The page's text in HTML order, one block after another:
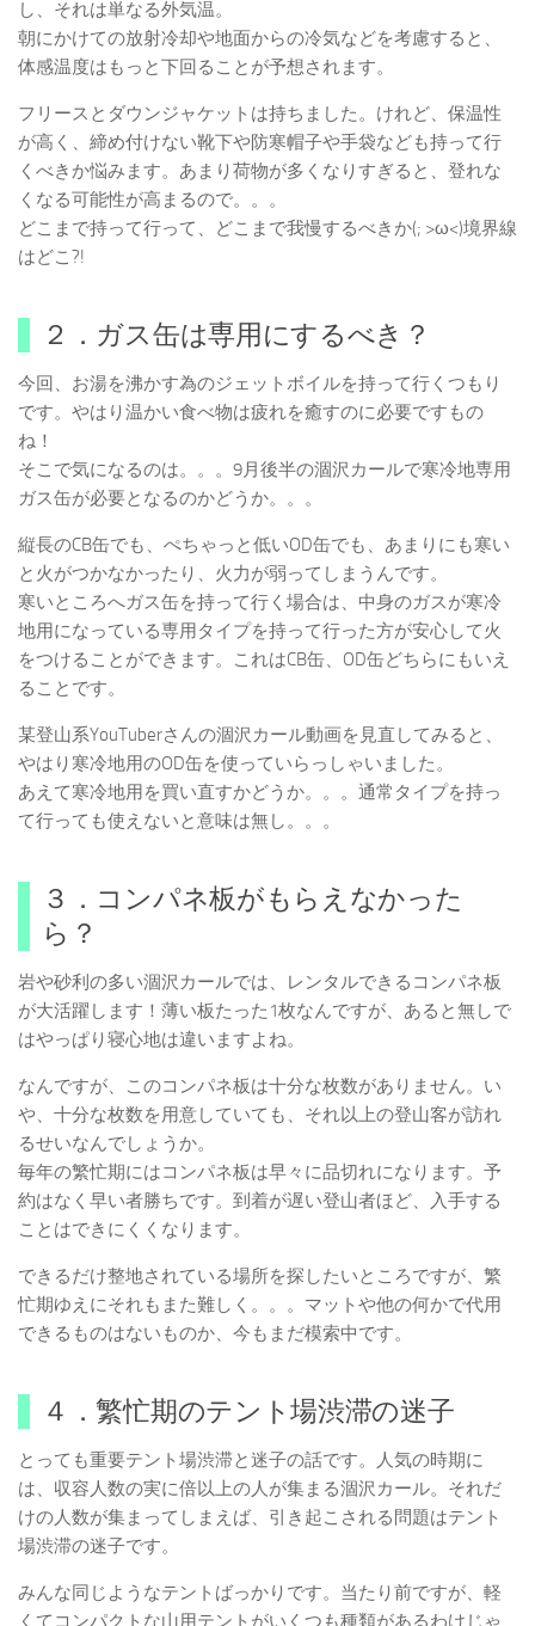
し、それは単なる外気温。
朝にかけての放射冷却や地面からの冷気などを考慮すると、
体感温度はもっと下回ることが予想されます。
フリースとダウンジャケットは持ちました。けれど、保温性
が高く、締め付けない靴下や防寒帽子や手袋なども持って行
くべきか悩みます。あまり荷物が多くなりすぎると、登れな
くなる可能性が高まるので。。。
どこまで持って行って、どこまで我慢するべきか(; >ω<)境界線
はどこ?!
２．ガス缶は専用にするべき？
今回、お湯を沸かす為のジェットボイルを持って行くつもり
です。やはり温かい食べ物は疲れを癒すのに必要ですもの
ね！
そこで気になるのは。。。9月後半の涸沢カールで寒冷地専用
ガス缶が必要となるのかどうか。。。
縦長のCB缶でも、ぺちゃっと低いOD缶でも、あまりにも寒い
と火がつかなかったり、火力が弱ってしまうんです。
寒いところへガス缶を持って行く場合は、中身のガスが寒冷
地用になっている専用タイプを持って行った方が安心して火
をつけることができます。これはCB缶、OD缶どちらにもいえ
ることです。
某登山系YouTuberさんの涸沢カール動画を見直してみると、
やはり寒冷地用のOD缶を使っていらっしゃいました。
あえて寒冷地用を買い直すかどうか。。。通常タイプを持っ
て行っても使えないと意味は無し。。。
３．コンパネ板がもらえなかった
ら？
岩や砂利の多い涸沢カールでは、レンタルできるコンパネ板
が大活躍します！薄い板たった1枚なんですが、あると無しで
はやっぱり寝心地は違いますよね。
なんですが、このコンパネ板は十分な枚数がありません。い
や、十分な枚数を用意していても、それ以上の登山客が訪れ
るせいなんでしょうか。
毎年の繁忙期にはコンパネ板は早々に品切れになります。予
約はなく早い者勝ちです。到着が遅い登山者ほど、入手する
ことはできにくくなります。
できるだけ整地されている場所を探したいところですが、繁
忙期ゆえにそれもまた難しく。。。マットや他の何かで代用
できるものはないものか、今もまだ模索中です。
４．繁忙期のテント場渋滞の迷子
とっても重要テント場渋滞と迷子の話です。人気の時期に
は、収容人数の実に倍以上の人が集まる涸沢カール。それだ
けの人数が集まってしまえば、引き起こされる問題はテント
場渋滞の迷子です。
みんな同じようなテントばっかりです。当たり前ですが、軽
くてコンパクトな山用テントがいくつも種類があるわけじゃ